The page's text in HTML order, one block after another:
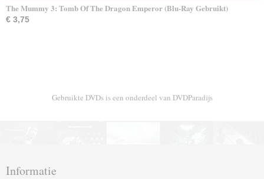
The Mummy 3: Tomb Of The Dragon Emperor (Blu-Ray Gebruikt)
€ 3,75
Gebruikte DVDs is een onderdeel van DVDParadijs
Informatie